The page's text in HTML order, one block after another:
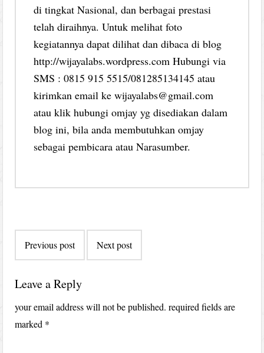
di tingkat Nasional, dan berbagai prestasi
telah diraihnya. Untuk melihat foto
kegiatannya dapat dilihat dan dibaca di blog
http://wijayalabs.wordpress.com Hubungi via
SMS : 0815 915 5515/081285134145 atau
kirimkan email ke wijayalabs@gmail.com
atau klik hubungi omjay yg disediakan dalam
blog ini, bila anda membutuhkan omjay
sebagai pembicara atau Narasumber.
navigation
Previous post Next post
Leave a Reply
your email address will not be published. required fields are
marked *